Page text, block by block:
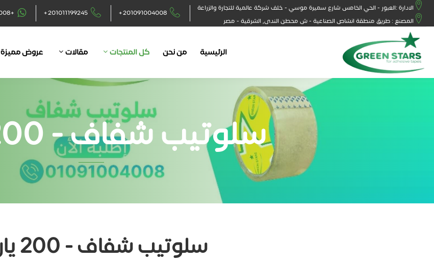
الادارة :العبور - الحي الخامس شارع سميرة موسي - خلف شركة عالمية للتجارة والزراعة
المصنع : طريق منطقة انشاص الصناعية - ش محطن الندى, الشرقية - مصر
+201091004008
+201011199245
+201091004008
الرئيسية من نحن كل المنتجات مقالات عروض مميزة
سلوتيب شفاف - 200 يارده
سلوتيب شفاف - 200 يارده